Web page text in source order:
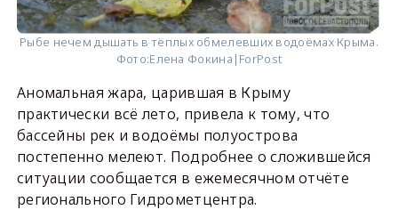
Рыбе нечем дышать в тёплых обмелевших водоёмах Крыма.
Фото:Елена Фокина|ForPost
Аномальная жара, царившая в Крыму
практически всё лето, привела к тому, что
бассейны рек и водоёмы полуострова
постепенно мелеют. Подробнее о сложившейся
ситуации сообщается в ежемесячном отчёте
регионального Гидрометцентра.